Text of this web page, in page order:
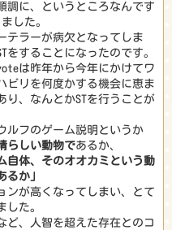
に、というところなんです
した。
テラーが病欠となってしま
をすることになったのです。
は昨年から今年にかけてワ
ビリを何度かする機会に恵ま
、なんとかSTを行うことが
フのゲーム説明というか
らしい動物であるか、
自体、そのオオカミという動
るか」
ンが高くなってしまい、とて
した。
、人智を超えた存在とのコ